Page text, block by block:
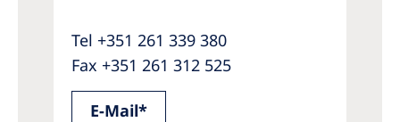
Tel +351 261 339 380
Fax +351 261 312 525
E-Mail*